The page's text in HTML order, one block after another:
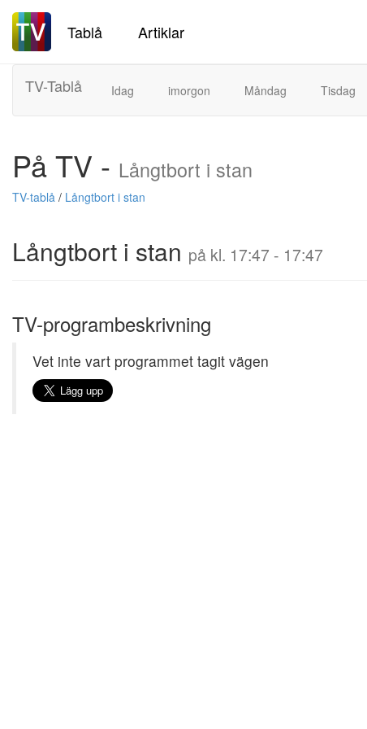
Tablå Artiklar
TV-Tablå Idag imorgon Måndag Tisdag
På TV - Långtbort i stan
TV-tablå / Långtbort i stan
Långtbort i stan på kl. 17:47 - 17:47
TV-programbeskrivning
Vet inte vart programmet tagit vägen